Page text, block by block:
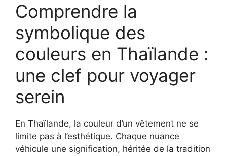
Comprendre la
symbolique des
couleurs en Thaïlande :
une clef pour voyager
serein
En Thaïlande, la couleur d’un vêtement ne se
limite pas à l’esthétique. Chaque nuance
véhicule une signification, héritée de la tradition